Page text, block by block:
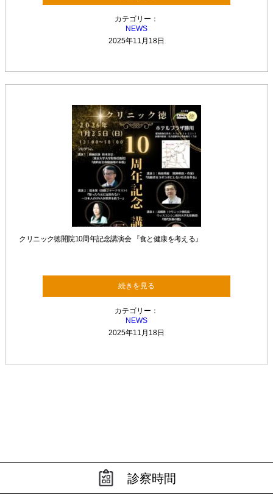
カテゴリー：
NEWS
2025年11月18日
クリニック徳開院10周年記念講演会 『食と健康を考える』
続きを見る
カテゴリー：
NEWS
2025年11月18日
診察時間